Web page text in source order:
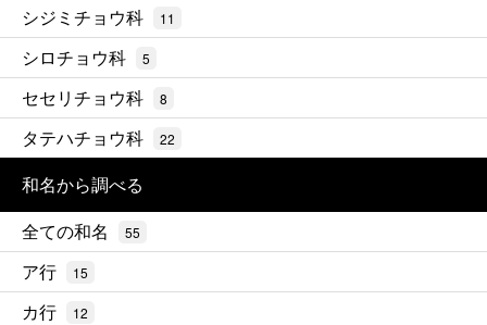
シジミチョウ科 11
シロチョウ科 5
セセリチョウ科 8
タテハチョウ科 22
和名から調べる
全ての和名
55
ア行 15
カ行 12